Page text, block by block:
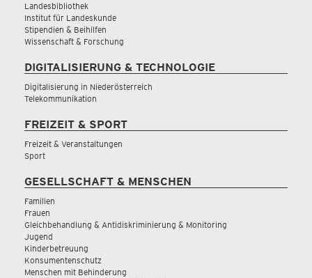
Landesbibliothek
Institut für Landeskunde
Stipendien & Beihilfen
Wissenschaft & Forschung
DIGITALISIERUNG & TECHNOLOGIE
Digitalisierung in Niederösterreich
Telekommunikation
FREIZEIT & SPORT
Freizeit & Veranstaltungen
Sport
GESELLSCHAFT & MENSCHEN
Familien
Frauen
Gleichbehandlung & Antidiskriminierung & Monitoring
Jugend
Kinderbetreuung
Konsumentenschutz
Menschen mit Behinderung